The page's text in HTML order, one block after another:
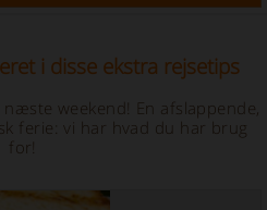
i disse ekstra rejsetips
weekend! En afslappende,
ferie: vi har hvad du har brug
for!